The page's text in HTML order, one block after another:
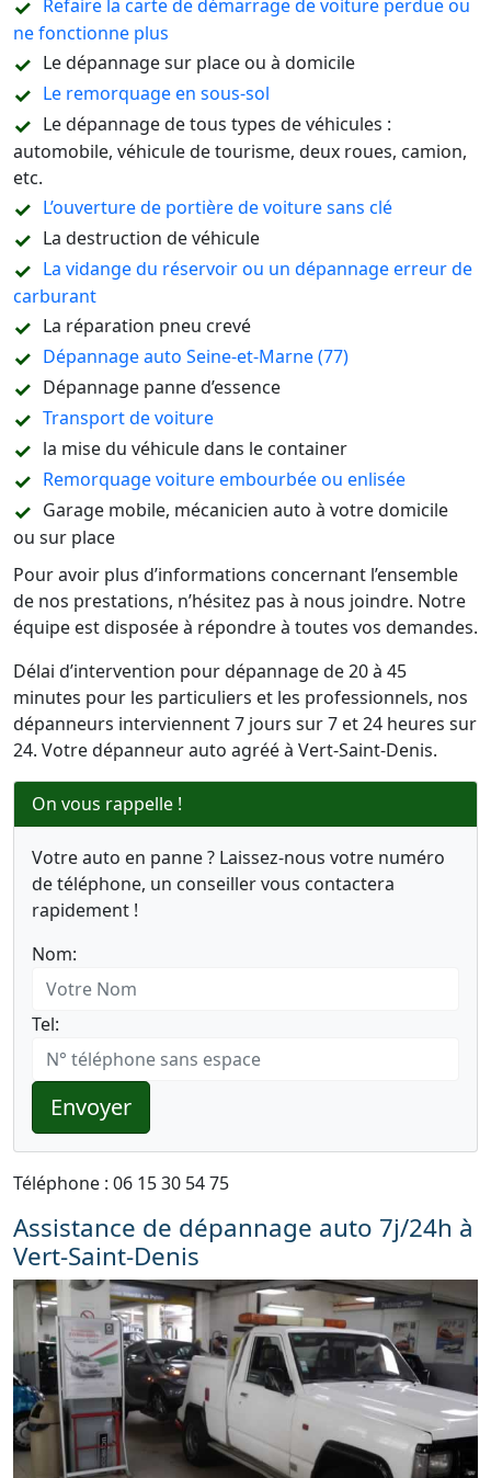
Refaire la carte de démarrage de voiture perdue ou
ne fonctionne plus
Le dépannage sur place ou à domicile
Le remorquage en sous-sol
Le dépannage de tous types de véhicules :
automobile, véhicule de tourisme, deux roues, camion,
etc.
L’ouverture de portière de voiture sans clé
La destruction de véhicule
La vidange du réservoir ou un dépannage erreur de
carburant
La réparation pneu crevé
Dépannage auto Seine-et-Marne (77)
Dépannage panne d’essence
Transport de voiture
la mise du véhicule dans le container
Remorquage voiture embourbée ou enlisée
Garage mobile, mécanicien auto à votre domicile
ou sur place
Pour avoir plus d’informations concernant l’ensemble
de nos prestations, n’hésitez pas à nous joindre. Notre
équipe est disposée à répondre à toutes vos demandes.
Délai d’intervention pour dépannage de 20 à 45
minutes pour les particuliers et les professionnels, nos
dépanneurs interviennent 7 jours sur 7 et 24 heures sur
24. Votre dépanneur auto agréé à Vert-Saint-Denis.
On vous rappelle !
Votre auto en panne ? Laissez-nous votre numéro
de téléphone, un conseiller vous contactera
rapidement !
Nom:
Tel:
Envoyer
Téléphone : 06 15 30 54 75
Assistance de dépannage auto 7j/24h à
Vert-Saint-Denis